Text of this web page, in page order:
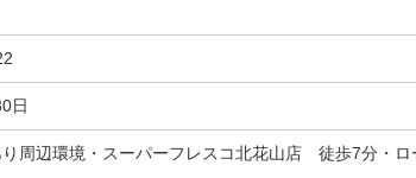
日
り周辺環境・スーパーフレスコ北花山店 徒歩7分